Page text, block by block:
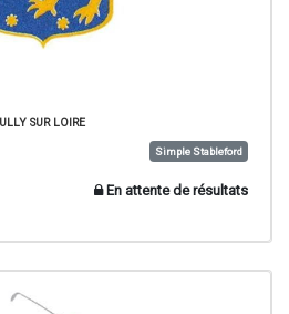
SUR LOIRE
Simple Stableford
En attente de résultats